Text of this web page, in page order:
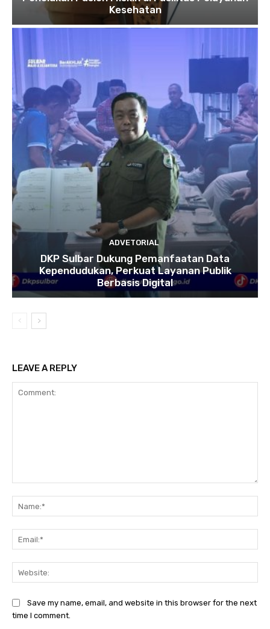
Kesehatan
ADVETORIAL
DKP Sulbar Dukung Pemanfaatan Data
Kependudukan, Perkuat Layanan Publik
Berbasis Digital
LEAVE A REPLY
Save my name, email, and website in this browser for the next
time I comment.